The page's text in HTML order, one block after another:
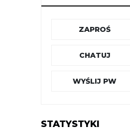
ZAPROŚ
CHATUJ
WYŚLIJ PW
STATYSTYKI